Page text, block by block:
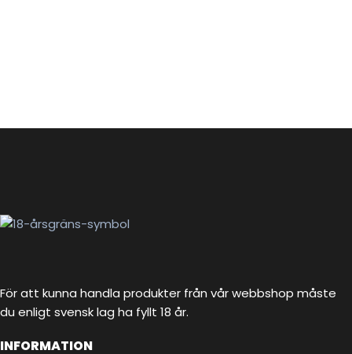
För att kunna handla produkter från vår webbshop måste
du enligt svensk lag ha fyllt 18 år.
INFORMATION